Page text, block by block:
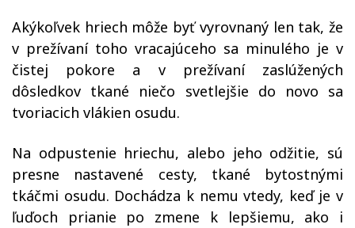
Akýkoľvek hriech môže byť vyrovnaný len tak, že
v prežívaní toho vracajúceho sa minulého je v
čistej pokore a v prežívaní zaslúžených
dôsledkov tkané niečo svetlejšie do novo sa
tvoriacich vlákien osudu.
Na odpustenie hriechu, alebo jeho odžitie, sú
presne nastavené cesty, tkané bytostnými
tkáčmi osudu. Dochádza k nemu vtedy, keď je v
ľuďoch prianie po zmene k lepšiemu, ako i